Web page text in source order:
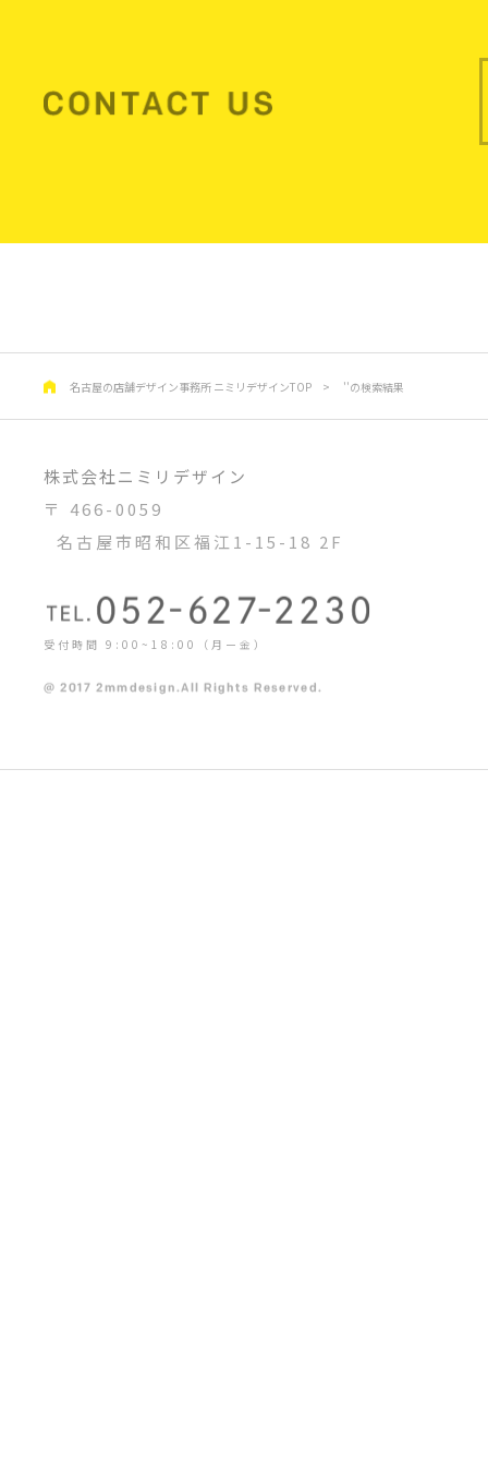
名古屋の店舗デザイン事務所 ニミリデザインTOP > ''の検索結果
株式会社ニミリデザイン
〒 466-0059
名古屋市昭和区福江1-15-18 2F
受付時間 9:00~18:00（月ー金）